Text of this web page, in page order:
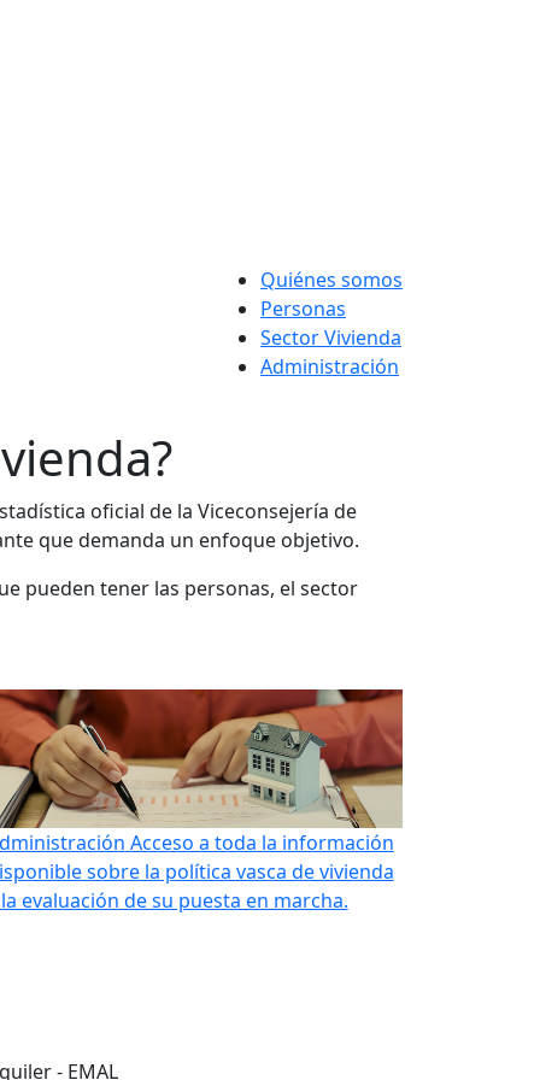
Quiénes somos
Personas
Sector Vivienda
Administración
oficial de la Viceconsejería de
que demanda un enfoque objetivo.
pueden tener las personas, el sector
Acceso a toda la información
sobre la política vasca de vivienda
evaluación de su puesta en marcha.
- EMAL